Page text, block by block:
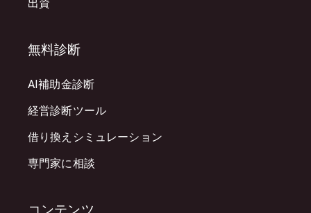
出資
無料診断
AI補助金診断
経営診断ツール
借り換えシミュレーション
専門家に相談
コンテンツ